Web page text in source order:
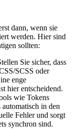
dann, wenn sie
werden. Hier sind
sollten:
Sie sicher, dass
SCSS oder
enge
hier entscheidend.
wie Tokens
in den
Fehler und sorgt
synchron sind.